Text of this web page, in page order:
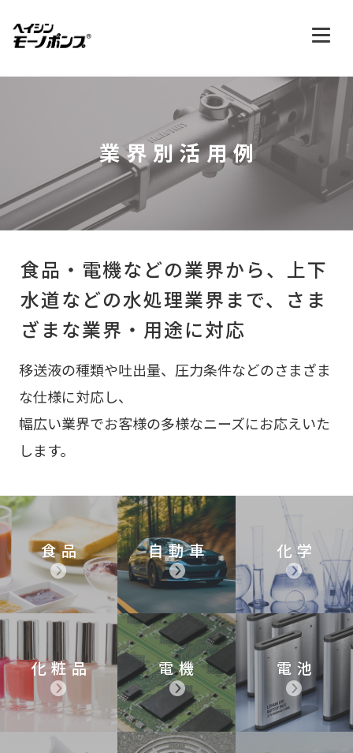
業界別活用例
食品・電機などの業界から、 上下
水道などの水処理業界まで、 さま
ざまな業界・用途に対応
移送液の種類や吐出量、圧力条件などのさまざま
な仕様に対応し、
幅広い業界でお客様の多様なニーズにお応えいた
します。
食品 自動車 化学
化粧品 電機 電池